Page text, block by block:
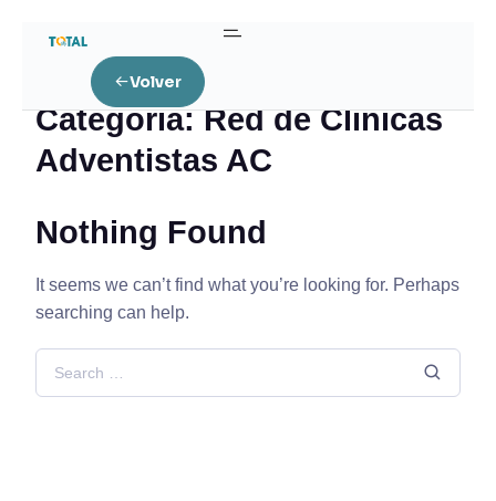
Volver
Home Red de Clínicas Adventistas AC
Categoría:Red de Clínicas
Adventistas AC
Nothing Found
It seems we can’t find what you’re looking for. Perhaps
searching can help.